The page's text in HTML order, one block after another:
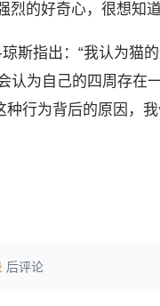
烈的好奇心，很想知
指出：“我认为猫
为自己的四周存在
行为背后的原因，
后评论